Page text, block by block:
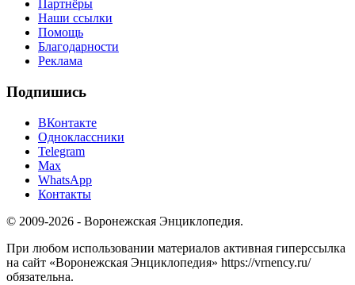
Партнёры
Наши ссылки
Помощь
Благодарности
Реклама
Подпишись
ВКонтакте
Одноклассники
Telegram
Max
WhatsApp
Контакты
© 2009-2026 - Воронежская Энциклопедия.
При любом использовании материалов активная гиперссылка
на сайт «Воронежская Энциклопедия» https://vrnency.ru/
обязательна.